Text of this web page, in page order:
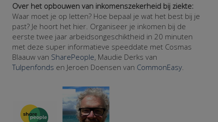
Over het opbouwen van inkomenszekerheid bij ziekte:
Waar moet je op letten? Hoe bepaal je wat het best bij je
past? Je hoort het hier. Organiseer je inkomen bij de
eerste twee jaar arbeidsongeschiktheid in 20 minuten
met deze super informatieve speeddate met Cosmas
Blaauw van SharePeople, Maudie Derks van
Tulpenfonds en Jeroen Doensen van CommonEasy